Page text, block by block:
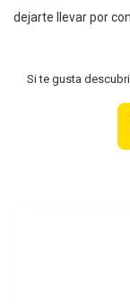
dejarte llevar por
Si te gusta